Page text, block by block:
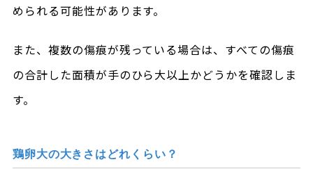
められる可能性があります。
また、複数の傷痕が残っている場合は、すべての傷痕
の合計した面積が手のひら大以上かどうかを確認しま
す。
鶏卵大の大きさはどれくらい？